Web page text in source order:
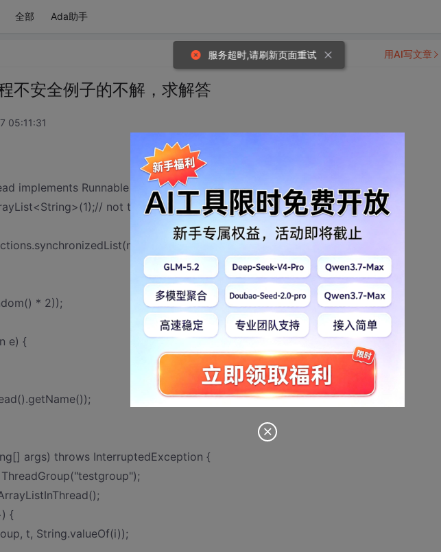
全部 Ada助手
不安全例子的不解，求解答
05:11:31
implements Runnable {
not thread safe
ArrayList<String>());// thread safe
* 2));
e) {
args) throws InterruptedException {
{
t, String.valueOf(i));
用AI写文章
服务超时,请刷新页面重试